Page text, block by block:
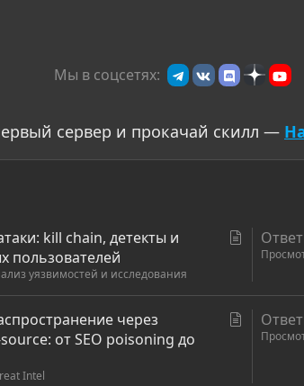
Мы в соцсетях:
сервер и прокачай скилл —
т
kill chain, детекты и
пользователей
уязвимостей и исследования
через
от SEO poisoning до
Intel